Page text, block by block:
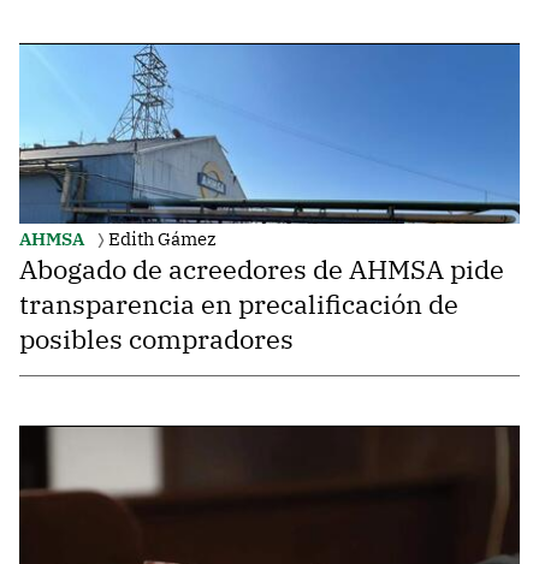
AHMSA Edith Gámez
Abogado de acreedores de AHMSA pide
transparencia en precalificación de
posibles compradores